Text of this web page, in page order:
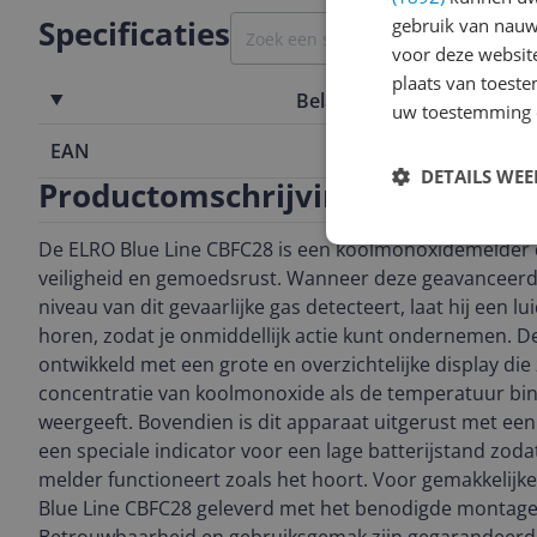
Specificaties
Belangrijkste kenmerken
EAN
Productomschrijving
De ELRO Blue Line CBFC28 is een
veiligheid en gemoedsrust. Wanneer deze
niveau van dit gevaarlijke gas detecteert, laat hij een
horen, zodat je onmiddellijk actie kunt ondernemen.
ontwikkeld met een grote en overzichtelijke display die
concentratie van koolmonoxide als de temperatuur
weergeeft. Bovendien is dit apparaat uitgerust met
een speciale indicator voor een lage batterijstand
melder functioneert zoals het hoort. Voor
Blue Line CBFC28 geleverd met het benodigde
gebruik van
voor deze
plaats van
uw
DETAILS